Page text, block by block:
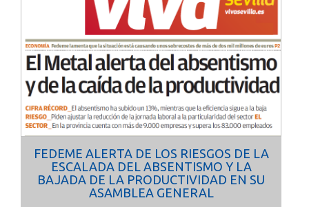
FEDEME ALERTA DE LOS RIESGOS DE LA
ESCALADA DEL ABSENTISMO Y LA
BAJADA DE LA PRODUCTIVIDAD EN SU
ASAMBLEA GENERAL